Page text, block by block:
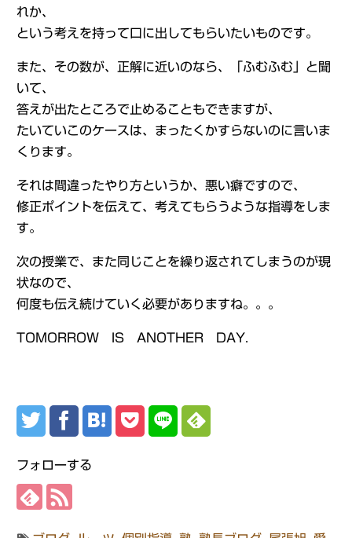
れか、
という考えを持って口に出してもらいたいものです。
また、その数が、正解に近いのなら、「ふむふむ」と聞
いて、
答えが出たところで止めることもできますが、
たいていこのケースは、まったくかすらないのに言いま
くります。
それは間違ったやり方というか、悪い癖ですので、
修正ポイントを伝えて、考えてもらうような指導をしま
す。
次の授業で、また同じことを繰り返されてしまうのが現
状なので、
何度も伝え続けていく必要がありますね。。。
TOMORROW IS ANOTHER DAY.
フォローする